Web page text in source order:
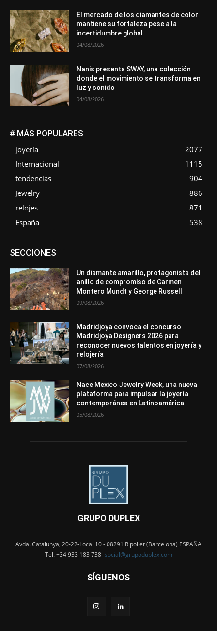
El mercado de los diamantes de color
mantiene su fortaleza pese a la
incertidumbre global
04/08/2026
Nanis presenta SWAY, una colección
donde el movimiento se transforma en
luz y sonido
04/08/2026
# MÁS POPULARES
joyería
2077
Internacional
1115
tendencias
904
Jewelry
886
relojes
871
España
538
SECCIONESAsociaciones
Entrevistas
Mundo Técnico
Novedades Opiniones
Perspectiva
Premios
Secciones Sin categoría
Más
Un diamante amarillo, protagonista del
anillo de compromiso de Carmen
Montero Mundt y George Russell
09/08/2026
Madridjoya convoca el concurso
Madridjoya Designers 2026 para
reconocer nuevos talentos en joyería y
relojería
07/08/2026
Nace Mexico Jewelry Week, una nueva
plataforma para impulsar la joyería
contemporánea en Latinoamérica
05/08/2026
GRUPO DUPLEX
Avda. Catalunya, 20-22-Local 10 - 08291 Ripollet (Barcelona) ESPAÑA
Tel. +34 933 183 738 -social@grupoduplex.com
SÍGUENOS